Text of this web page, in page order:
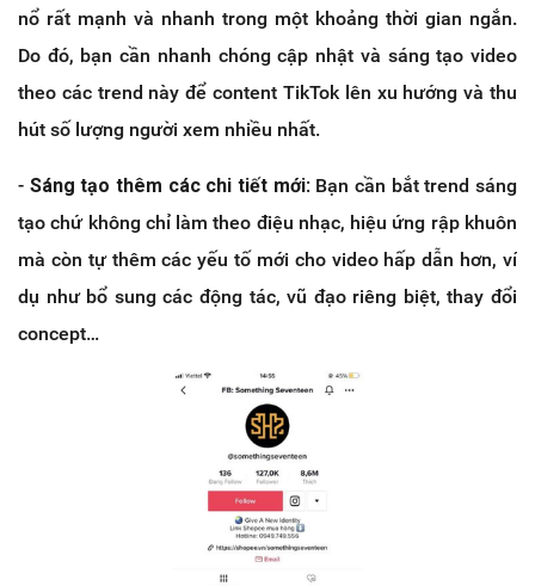
nổ rất mạnh và nhanh trong một khoảng thời gian ngắn.
Do đó, bạn cần nhanh chóng cập nhật và sáng tạo video
theo các trend này để content TikTok lên xu hướng và thu
hút số lượng người xem nhiều nhất.
- Sáng tạo thêm các chi tiết mới: Bạn cần bắt trend sáng
tạo chứ không chỉ làm theo điệu nhạc, hiệu ứng rập khuôn
mà còn tự thêm các yếu tố mới cho video hấp dẫn hơn, ví
dụ như bổ sung các động tác, vũ đạo riêng biệt, thay đổi
concept…